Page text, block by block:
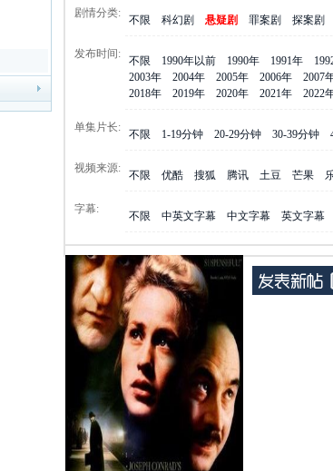
剧情分类:
不限 科幻剧 悬疑剧 罪案剧 探案剧
发布时间:
不限 1990年以前 1990年 1991年
2003年
2004年 2005年 2006年 2007
2018年
2019年 2020年 2021年 2022
单集片长:
不限 1-19分钟 20-29分钟 30-39分钟
视频来源:
不限 优酷 搜狐 腾讯 土豆 芒果
字幕:
不限 中英文字幕 中文字幕 英文字幕